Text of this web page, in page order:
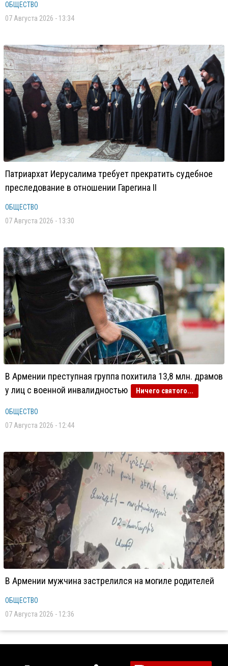
ОБЩЕСТВО
07 Августа 2026 - 13:34
Патриархат Иерусалима требует прекратить судебное
преследование в отношении Гарегина II
ОБЩЕСТВО
07 Августа 2026 - 13:30
В Армении преступная группа похитила 13,8 млн. драмов
у лиц с военной инвалидностью
Ничего святого...
ОБЩЕСТВО
07 Августа 2026 - 12:44
В Армении мужчина застрелился на могиле родителей
ОБЩЕСТВО
07 Августа 2026 - 12:36